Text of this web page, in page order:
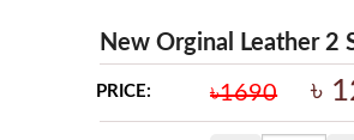
New Orginal Leather 2
PRICE: ৳1690 ৳